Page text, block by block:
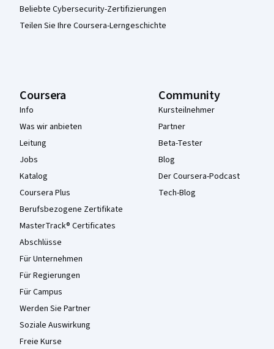
Beliebte Cybersecurity-Zertifizierungen
Teilen Sie Ihre Coursera-Lerngeschichte
Coursera
Info
Was wir anbieten
Leitung
Jobs
Katalog
Coursera Plus
Berufsbezogene Zertifikate
MasterTrack® Certificates
Abschlüsse
Für Unternehmen
Für Regierungen
Für Campus
Werden Sie Partner
Soziale Auswirkung
Freie Kurse
Community
Kursteilnehmer
Partner
Beta-Tester
Blog
Der Coursera-Podcast
Tech-Blog